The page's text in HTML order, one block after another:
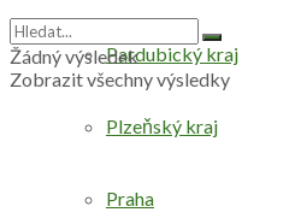
Pardubický kraj
Plzeňský kraj
Praha
Žádný výsledek
Zobrazit všechny výsledky